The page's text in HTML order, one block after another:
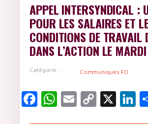
APPEL INTERSYNDICAL :
POUR LES SALAIRES ET
CONDITIONS DE TRAVAIL
DANS L’ACTION LE
Catégorie : Communiqués FO
Facebook
WhatsApp
EmailCopy
X